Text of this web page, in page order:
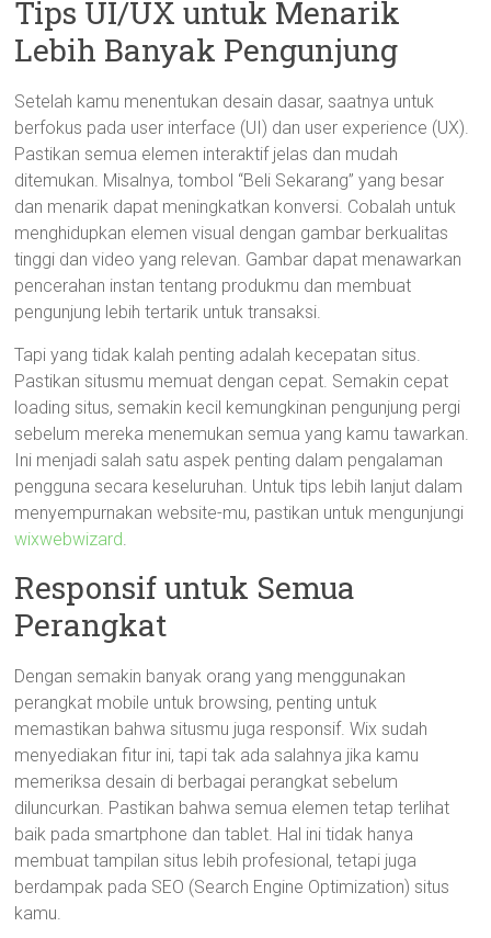
Tips UI/UX untuk Menarik
Lebih Banyak Pengunjung
Setelah kamu menentukan desain dasar, saatnya untuk
berfokus pada user interface (UI) dan user experience (UX).
Pastikan semua elemen interaktif jelas dan mudah
ditemukan. Misalnya, tombol “Beli Sekarang” yang besar
dan menarik dapat meningkatkan konversi. Cobalah untuk
menghidupkan elemen visual dengan gambar berkualitas
tinggi dan video yang relevan. Gambar dapat menawarkan
pencerahan instan tentang produkmu dan membuat
pengunjung lebih tertarik untuk transaksi.
Tapi yang tidak kalah penting adalah kecepatan situs.
Pastikan situsmu memuat dengan cepat. Semakin cepat
loading situs, semakin kecil kemungkinan pengunjung pergi
sebelum mereka menemukan semua yang kamu tawarkan.
Ini menjadi salah satu aspek penting dalam pengalaman
pengguna secara keseluruhan. Untuk tips lebih lanjut dalam
menyempurnakan website-mu, pastikan untuk mengunjungi
wixwebwizard.
Responsif untuk Semua
Perangkat
Dengan semakin banyak orang yang menggunakan
perangkat mobile untuk browsing, penting untuk
memastikan bahwa situsmu juga responsif. Wix sudah
menyediakan fitur ini, tapi tak ada salahnya jika kamu
memeriksa desain di berbagai perangkat sebelum
diluncurkan. Pastikan bahwa semua elemen tetap terlihat
baik pada smartphone dan tablet. Hal ini tidak hanya
membuat tampilan situs lebih profesional, tetapi juga
berdampak pada SEO (Search Engine Optimization) situs
kamu.